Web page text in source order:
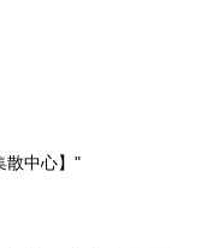
散中心】"